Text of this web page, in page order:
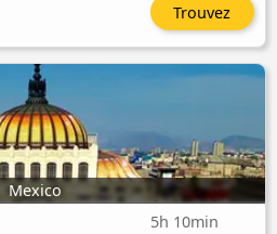
Trouvez
Mexico
5h 10min